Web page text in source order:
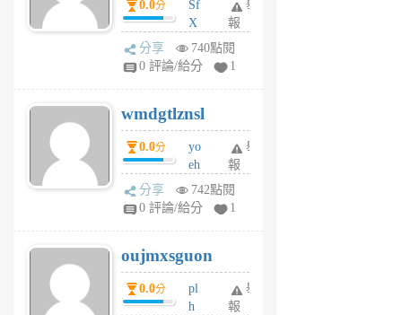
0.0分
Sf
X
Pe
Jc
R
P
m
v
A
V
個
月
前
舉
報
分享
740點閱
0 評論/給分
1
wmdgtlznsl
0.0分
yo
eh
ld
gy
個
月
前
舉
報
分享
742點閱
0 評論/給分
1
oujmxsguon
0.0分
pl
h
舉
報